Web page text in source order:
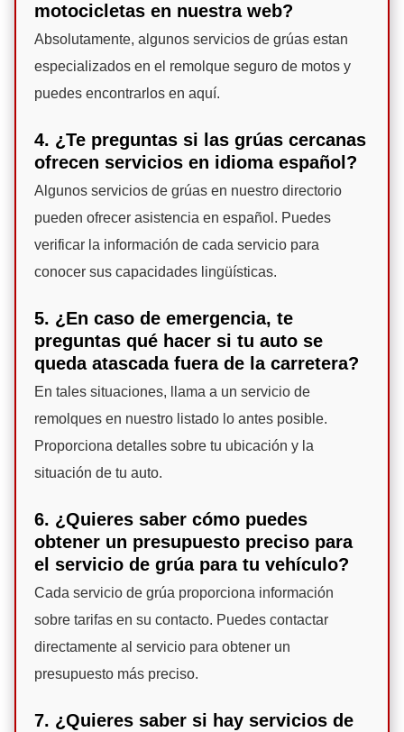
motocicletas en nuestra web?
Absolutamente, algunos servicios de grúas estan
especializados en el remolque seguro de motos y
puedes encontrarlos en aquí.
4. ¿Te preguntas si las grúas cercanas
ofrecen servicios en idioma español?
Algunos servicios de grúas en nuestro directorio
pueden ofrecer asistencia en español. Puedes
verificar la información de cada servicio para
conocer sus capacidades lingüísticas.
5. ¿En caso de emergencia, te
preguntas qué hacer si tu auto se
queda atascada fuera de la carretera?
En tales situaciones, llama a un servicio de
remolques en nuestro listado lo antes posible.
Proporciona detalles sobre tu ubicación y la
situación de tu auto.
6. ¿Quieres saber cómo puedes
obtener un presupuesto preciso para
el servicio de grúa para tu vehículo?
Cada servicio de grúa proporciona información
sobre tarifas en su contacto. Puedes contactar
directamente al servicio para obtener un
presupuesto más preciso.
7. ¿Quieres saber si hay servicios de